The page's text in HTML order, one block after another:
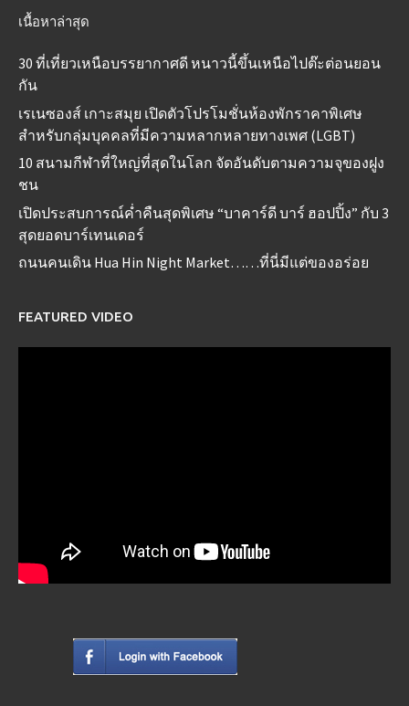
เนื้อหาล่าสุด
30 ที่เที่ยวเหนือบรรยากาศดี หนาวนี้ขึ้นเหนือไปต๊ะต่อนยอน
กัน
เรเนซองส์ เกาะสมุย เปิดตัวโปรโมชั่นห้องพักราคาพิเศษ
สำหรับกลุ่มบุคคลที่มีความหลากหลายทางเพศ (LGBT)
10 สนามกีฬาที่ใหญ่ที่สุดในโลก จัดอันดับตามความจุของฝูง
ชน
เปิดประสบการณ์ค่ำคืนสุดพิเศษ “บาคาร์ดี บาร์ ฮอปปิ้ง” กับ 3
สุดยอดบาร์เทนเดอร์
ถนนคนเดิน Hua Hin Night Market……ที่นี่มีแต่ของอร่อย
FEATURED VIDEO